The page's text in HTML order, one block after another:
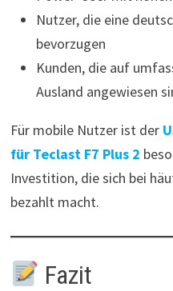
Nutzer, die eine
bevorzugen
Kunden, die auf
Ausland angewiesen
Für mobile Nutzer ist der
für Teclast F7 Plus 2
Investition, die sich bei
bezahlt macht.
Fazit